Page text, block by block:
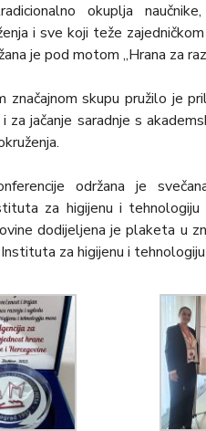
okuplja
i sve koji teže
je pod motom „Hrana za
značajnom skupu pružilo je
za jačanje saradnje s
održana je
za higijenu i
dodijeljena je plaketa u
za higijenu i